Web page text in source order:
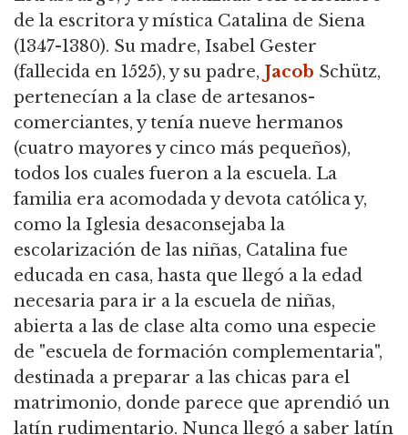
de la escritora y mística Catalina de Siena
(1347-1380). Su madre, Isabel Gester
(fallecida en 1525), y su padre, Jacob Schütz,
pertenecían a la clase de artesanos-
comerciantes, y tenía nueve hermanos
(cuatro mayores y cinco más pequeños),
todos los cuales fueron a la escuela. La
familia era acomodada y devota católica y,
como la Iglesia desaconsejaba la
escolarización de las niñas, Catalina fue
educada en casa, hasta que llegó a la edad
necesaria para ir a la escuela de niñas,
abierta a las de clase alta como una especie
de "escuela de formación complementaria",
destinada a preparar a las chicas para el
matrimonio, donde parece que aprendió un
latín rudimentario. Nunca llegó a saber latín